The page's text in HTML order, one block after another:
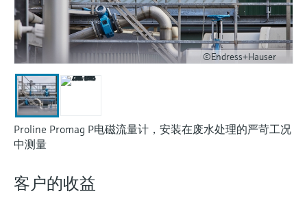
产品工具
通过产品筛选，选择测量仪表
通过产品特性查找适当的测量设备、软件或
系统组件。
通过应用参数查找、选择并配置产品
阻旋料位开关
伺服液位测量
机电式物位测量
微波限位栅物位测量
Level measurement with pressure
污泥界面传感器和变送器
营养盐分析仪和传感器
金属分析仪
光度计
微波传输测量原理
多点温度计
选购全部
超高探测器
选购全部
所有行业的关注焦点
工业领域的可持续发展解决方案
数字化驱动流程工业转型升级
©Endress+Hauser
Proline Promag P电磁流量计，安装在废水处理的严苛工况
中测量
客户的收益